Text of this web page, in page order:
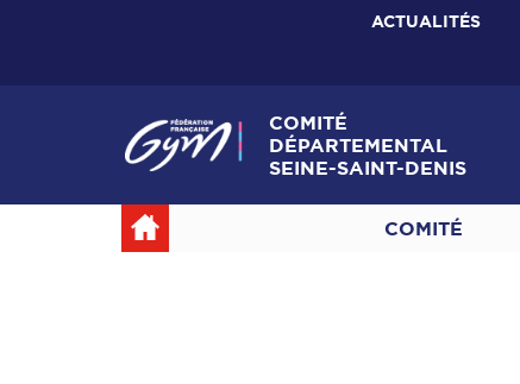
ACTUALITÉS
COMITÉ
DÉPARTEMENTAL
SEINE-SAINT-DENIS
COMITÉ